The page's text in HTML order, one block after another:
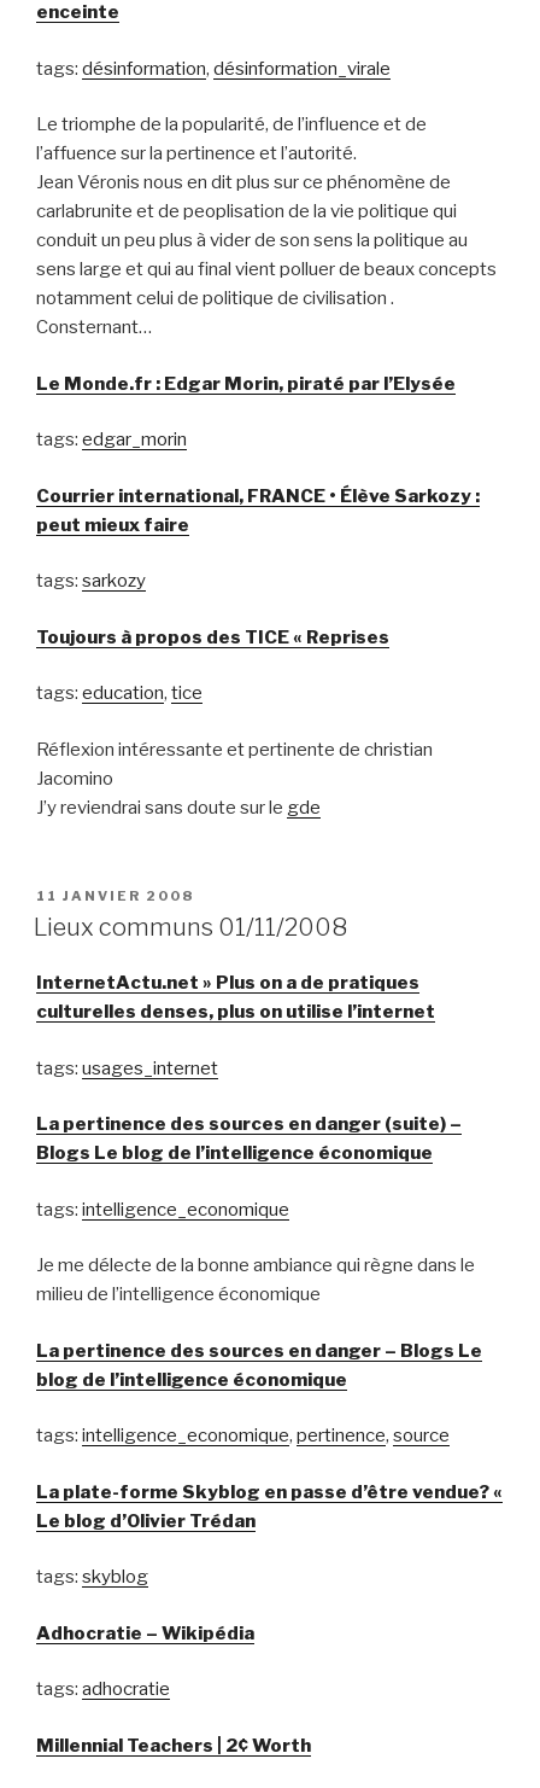
enceinte
tags: désinformation, désinformation_virale
Le triomphe de la popularité, de l’influence et de
l’affuence sur la pertinence et l’autorité.
Jean Véronis nous en dit plus sur ce phénomène de
carlabrunite et de peoplisation de la vie politique qui
conduit un peu plus à vider de son sens la politique au
sens large et qui au final vient polluer de beaux concepts
notamment celui de politique de civilisation .
Consternant…
Le Monde.fr : Edgar Morin, piraté par l’Elysée
tags: edgar_morin
Courrier international, FRANCE • Élève Sarkozy :
peut mieux faire
tags: sarkozy
Toujours à propos des TICE « Reprises
tags: education, tice
Réflexion intéressante et pertinente de christian
Jacomino
J’y reviendrai sans doute sur le gde
PUBLIÉ
LE
11 JANVIER 2008
Lieux communs 01/11/2008
InternetActu.net » Plus on a de pratiques
culturelles denses, plus on utilise l’internet
tags: usages_internet
La pertinence des sources en danger (suite) –
Blogs Le blog de l’intelligence économique
tags: intelligence_economique
Je me délecte de la bonne ambiance qui règne dans le
milieu de l’intelligence économique
La pertinence des sources en danger – Blogs Le
blog de l’intelligence économique
tags: intelligence_economique, pertinence, source
La plate-forme Skyblog en passe d’être vendue? «
Le blog d’Olivier Trédan
tags: skyblog
Adhocratie – Wikipédia
tags: adhocratie
Millennial Teachers | 2¢ Worth